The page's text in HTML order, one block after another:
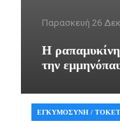
Παρασκευή 26
Η ραπαμυκίνη
την
ΕΓΚΥΜΟΣΎΝΗ /